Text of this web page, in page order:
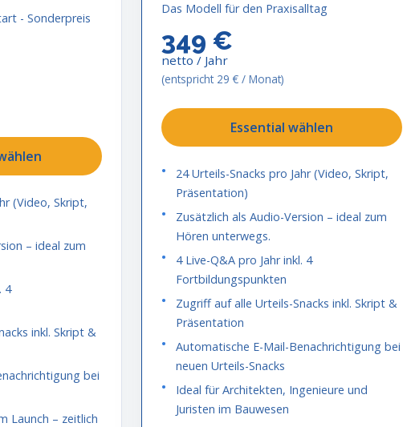
- Sonderpreis
(Video, Skript,
– ideal zum
4
inkl. Skript &
bei
Launch – zeitlich
Das Modell für den Praxisalltag
349 €
netto / Jahr
(entspricht 29 € / Monat)
Essential wählen
24 Urteils-Snacks pro Jahr (Video, Skript,
Präsentation)
Zusätzlich als Audio-Version – ideal zum
Hören unterwegs.
4 Live-Q&A pro Jahr inkl. 4
Fortbildungspunkten
Zugriff auf alle Urteils-Snacks inkl. Skript &
Präsentation
Automatische E-Mail-Benachrichtigung bei
neuen Urteils-Snacks
Ideal für Architekten, Ingenieure und
Juristen im Bauwesen